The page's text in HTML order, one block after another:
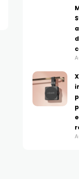
resistente al